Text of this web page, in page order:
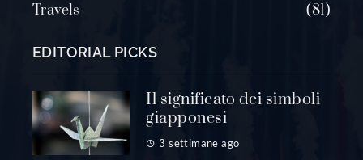
Travels
81
EDITORIAL PICKS
Il significato dei simboli
giapponesi
3 settimane ago